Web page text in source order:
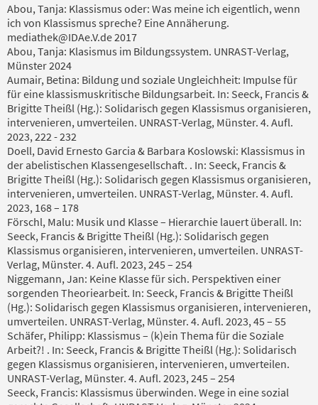
Abou, Tanja: Klassismus oder: Was meine ich eigentlich, wenn
ich von Klassismus spreche? Eine Annäherung.
mediathek@IDAe.V.de 2017
Abou, Tanja: Klasismus im Bildungssystem. UNRAST-Verlag,
Münster 2024
Aumair, Betina: Bildung und soziale Ungleichheit: Impulse für
für eine klassismuskritische Bildungsarbeit. In: Seeck, Francis &
Brigitte Theißl (Hg.): Solidarisch gegen Klassismus organisieren,
intervenieren, umverteilen. UNRAST-Verlag, Münster. 4. Aufl.
2023, 222 - 232
Doell, David Ernesto Garcia & Barbara Koslowski: Klassismus in
der abelistischen Klassengesellschaft. . In: Seeck, Francis &
Brigitte Theißl (Hg.): Solidarisch gegen Klassismus organisieren,
intervenieren, umverteilen. UNRAST-Verlag, Münster. 4. Aufl.
2023, 168 – 178
Förschl, Malu: Musik und Klasse – Hierarchie lauert überall. In:
Seeck, Francis & Brigitte Theißl (Hg.): Solidarisch gegen
Klassismus organisieren, intervenieren, umverteilen. UNRAST-
Verlag, Münster. 4. Aufl. 2023, 245 – 254
Niggemann, Jan: Keine Klasse für sich. Perspektiven einer
sorgenden Theoriearbeit. In: Seeck, Francis & Brigitte Theißl
(Hg.): Solidarisch gegen Klassismus organisieren, intervenieren,
umverteilen. UNRAST-Verlag, Münster. 4. Aufl. 2023, 45 – 55
Schäfer, Philipp: Klassismus – (k)ein Thema für die Soziale
Arbeit?! . In: Seeck, Francis & Brigitte Theißl (Hg.): Solidarisch
gegen Klassismus organisieren, intervenieren, umverteilen.
UNRAST-Verlag, Münster. 4. Aufl. 2023, 245 – 254
Seeck, Francis: Klassismus überwinden. Wege in eine sozial